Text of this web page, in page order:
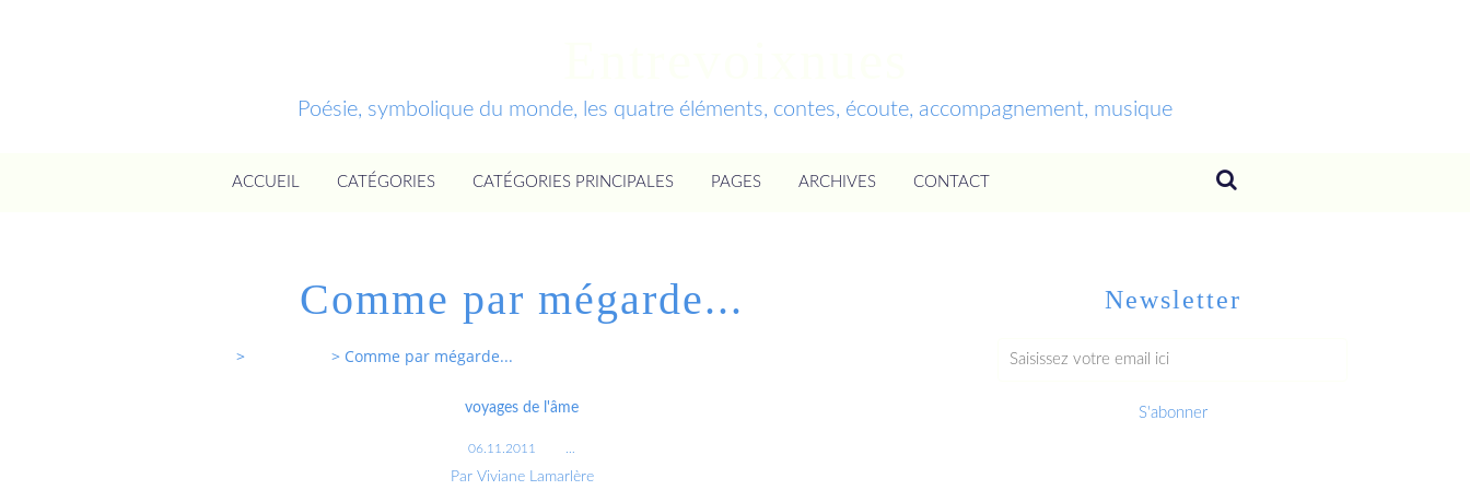
Poésie, symbolique du monde, les quatre éléments, contes, écoute, accompagnement, musique
ACCUEIL CATÉGORIES CATÉGORIES PRINCIPALES PAGES ARCHIVES CONTACT
Comme par mégarde...
> > Comme par mégarde...
voyages de l'âme
06.11.2011
Par Viviane Lamarlère
Newsletter